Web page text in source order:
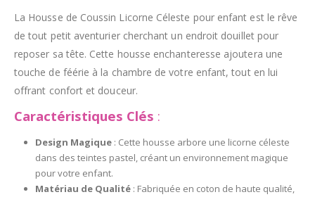
La Housse de Coussin Licorne Céleste pour enfant est le rêve
de tout petit aventurier cherchant un endroit douillet pour
reposer sa tête. Cette housse enchanteresse ajoutera une
touche de féérie à la chambre de votre enfant, tout en lui
offrant confort et douceur.
Caractéristiques Clés :
Design Magique: Cette housse arbore une licorne céleste
dans des teintes pastel, créant un environnement magique
pour votre enfant.
Matériau de Qualité: Fabriquée en coton de haute qualité,